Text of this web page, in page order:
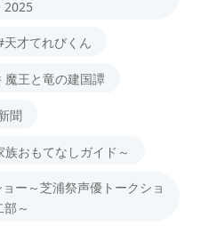
2025
天才てれびくん
王と竜の建国譚
聞
おもてなしガイド～
ー～芝浦祭声優トークショ
部～